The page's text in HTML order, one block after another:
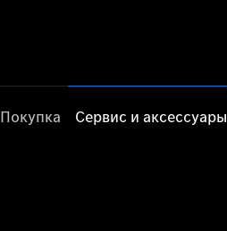
Покупка Сервис и аксессуары